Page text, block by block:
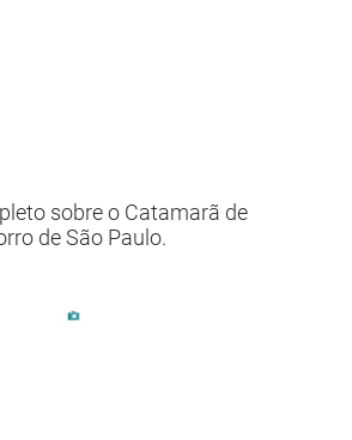
sobre o Catamarã de
de São Paulo.